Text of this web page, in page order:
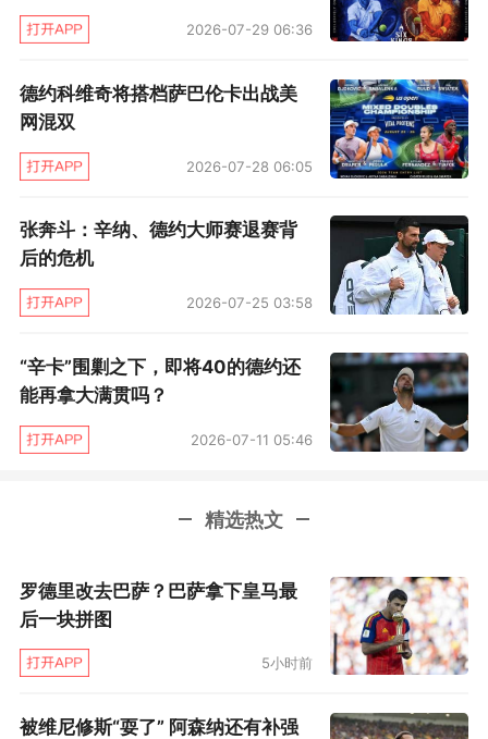
胜场数至少达到100场的，这个世界上就只有德
特的成就。不过这项成就的限定定语只有两个，
足见德约足够独特。
2026-07-29 06:36
德约科维奇将搭档萨巴伦卡出战美
网混双
2026-07-28 06:05
张奔斗：辛纳、德约大师赛退赛背
后的危机
2026-07-25 03:58
“辛卡”围剿之下，即将40的德约还
能再拿大满贯吗？
2026-07-11 05:46
精选热文
罗德里改去巴萨？巴萨拿下皇马最
后一块拼图
5小时前
被维尼修斯“耍了” 阿森纳还有补强